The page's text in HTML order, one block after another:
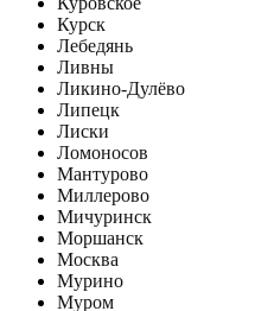
Курск
Лебедянь
Ливны
Ликино-Дулёво
Липецк
Лиски
Ломоносов
Мантурово
Миллерово
Мичуринск
Моршанск
Москва
Мурино
Муром